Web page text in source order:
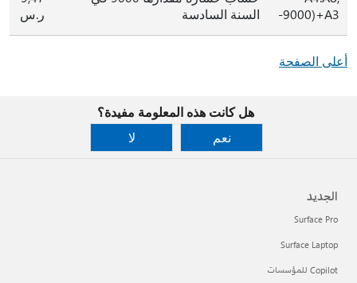
-9000)+A3
السنة السادسة
ر.س
أعلى الصفحة
هل كانت هذه المعلومة مفيدة؟
نعم
لا
الجديد
Surface Pro
Surface Laptop
Copilot للمؤسسات